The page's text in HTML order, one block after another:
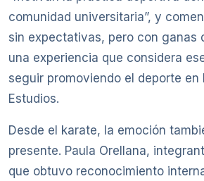
comunidad universitaria”, y
sin expectativas, pero con ganas
una experiencia que considera
seguir promoviendo el deporte en
Estudios.
Desde el karate, la emoción
presente. Paula Orellana,
que obtuvo reconocimiento